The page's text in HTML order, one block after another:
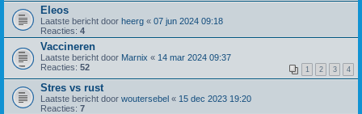
Eleos
Laatste bericht door heerg « 07 jun 2024 09:18
Reacties: 4
Vaccineren
Laatste bericht door Marnix « 14 mar 2024 09:37
Reacties: 52 1 2 3 4
Stres vs rust
Laatste bericht door woutersebel « 15 dec 2023 19:20
Reacties: 7